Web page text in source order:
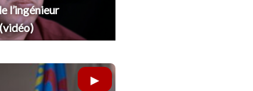
l’ingénieur